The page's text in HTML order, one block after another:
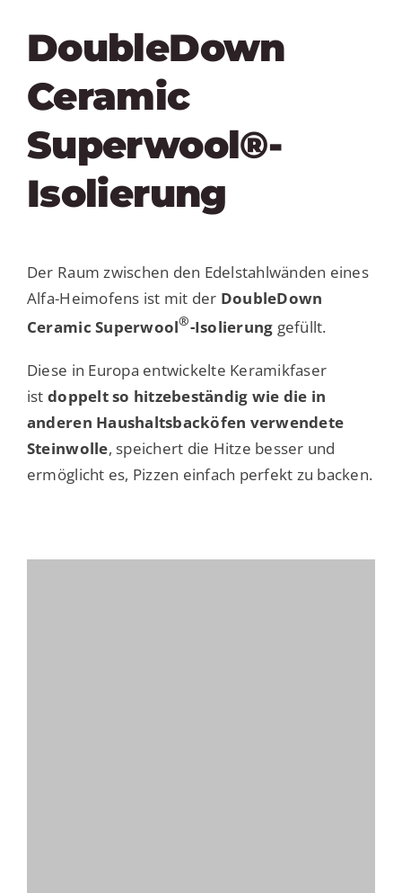
DoubleDown
Ceramic
Superwool®-
Isolierung
Der Raum zwischen den Edelstahlwänden eines
Alfa-Heimofens ist mit der DoubleDown
Ceramic Superwool®-Isolierung gefüllt.
Diese in Europa entwickelte Keramikfaser
istdoppelt so hitzebeständig wie die in
anderen Haushaltsbacköfen verwendete
Steinwolle, speichert die Hitze besser und
ermöglicht es, Pizzen einfach perfekt zu backen.